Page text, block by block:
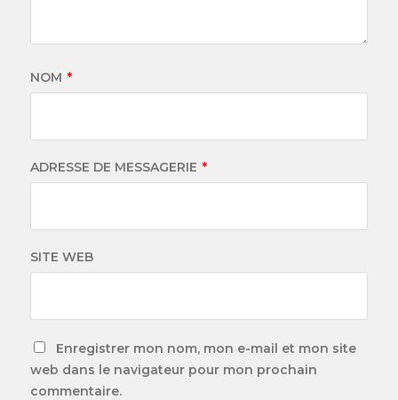
NOM *
ADRESSE DE MESSAGERIE *
SITE WEB
Enregistrer mon nom, mon e-mail et mon site
web dans le navigateur pour mon prochain
commentaire.